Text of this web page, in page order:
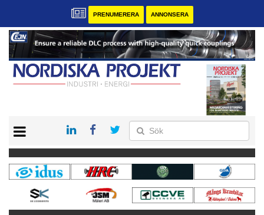
PRENUMERERA ANNONSERA
KONTAKT
VÅRA ANDRA MAGASIN
PRENUMERERA